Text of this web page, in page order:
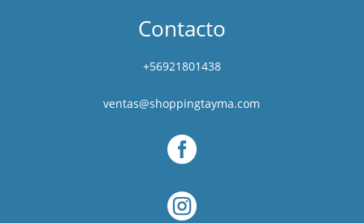
Contacto
+56921801438
ventas@shoppingtayma.com

